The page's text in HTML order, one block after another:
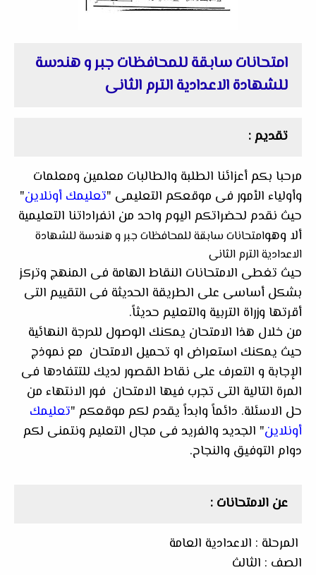
امتحانات سابقة للمحافظات جبر و هندسة
للشهادة الاعدادية الترم الثانى
تقديم :
مرحبا بكم أعزائنا الطلبة والطالبات معلمين ومعلمات
وأولياء الأمور فى موقعكم التعليمى "تعليمك أونلاين"
حيث نقدم لحضراتكم اليوم واحد من انفراداتنا التعليمية
ألا وهوامتحانات سابقة للمحافظات جبر و هندسة للشهادة
الاعدادية الترم الثانى
حيث تغطى الامتحانات النقاط الهامة فى المنهج وتركز
بشكل أساسى على الطريقة الحديثة فى التقييم التى
أقرتها وزراة التربية والتعليم حديثاً.
من خلال هذا الامتحان يمكنك الوصول للدرجة النهائية
حيث يمكنك استعراض او تحميل الامتحان مع نموذج
الإجابة و التعرف على نقاط القصور لديك للتتفادها فى
المرة التالية التى تجرب فيها الامتحان فور الانتهاء من
حل الاسئلة. دائماً وابداً يقدم لكم موقعكم "تعليمك
أونلاين" الجديد والفريد فى مجال التعليم ونتمنى لكم
دوام التوفيق والنجاح.
عن الامتحانات :
المرحلة : الاعدادية العامة
الصف : الثالث